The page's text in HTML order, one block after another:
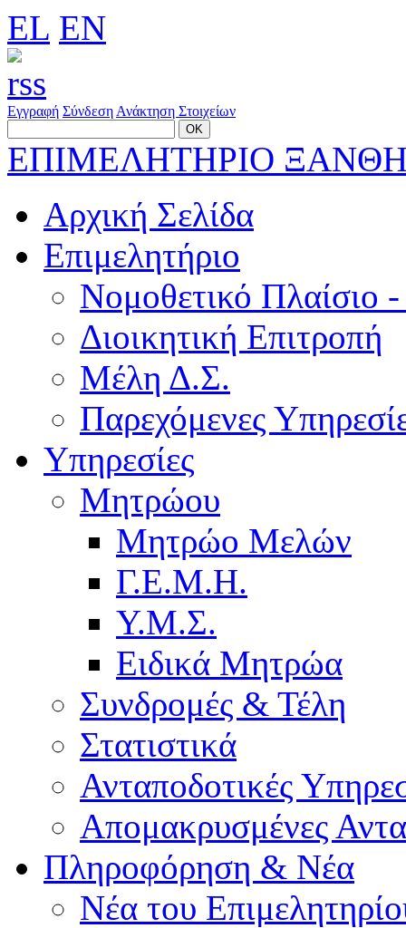
EL EN
Εγγραφή Σύνδεση Ανάκτηση Στοιχείων
ΕΠΙΜΕΛΗΤΗΡΙΟ
Αρχική Σελίδα
Επιμελητήριο
Νομοθετικό Πλαίσιο
Διοικητική Επιτροπή
Μέλη Δ.Σ.
Παρεχόμενες
Υπηρεσίες
Μητρώου
Μητρώο Μελών
Γ.Ε.Μ.Η.
Υ.Μ.Σ.
Ειδικά Μητρώα
Συνδρομές & Τέλη
Στατιστικά
Ανταποδοτικές
Απομακρυσμένες
Πληροφόρηση & Νέα
Νέα του